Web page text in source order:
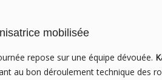
mobilisée
repose sur une équipe dévouée.
au bon déroulement technique des